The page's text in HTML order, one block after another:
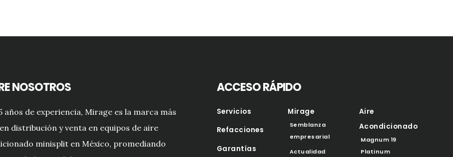
NOSOTROS
años de experiencia, Mirage es la marca más
distribución y venta en equipos de aire
minisplit en México, promediando
ACCESO RÁPIDO
Servicios
Refacciones
Garantías
Mirage
Semblanza
empresarial
Actualidad
Aire
Acondicionado
Magnum 19
Platinum